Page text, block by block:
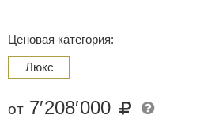
Ценовая категория:
Люкс
от 7′208′000